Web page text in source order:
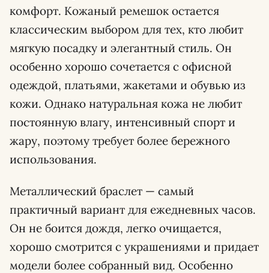
комфорт. Кожаный ремешок остается
классическим выбором для тех, кто любит
мягкую посадку и элегантный стиль. Он
особенно хорошо сочетается с офисной
одеждой, платьями, жакетами и обувью из
кожи. Однако натуральная кожа не любит
постоянную влагу, интенсивный спорт и
жару, поэтому требует более бережного
использования.
Металлический браслет — самый
практичный вариант для ежедневных часов.
Он не боится дождя, легко очищается,
хорошо смотрится с украшениями и придает
модели более собранный вид. Особенно